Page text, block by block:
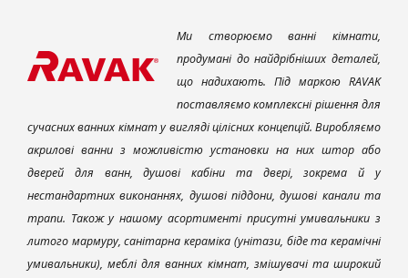
Ми створюємо ванні кімнати,
продумані до найдрібніших деталей,
що надихають. Під маркою RAVAK
поставляємо комплексні рішення для
сучасних ванних кімнат у вигляді цілісних концепцій. Виробляємо
акрилові ванни з можливістю установки на них штор або
дверей для ванн, душові кабіни та двері, зокрема й у
нестандартних виконаннях, душові піддони, душові канали та
трапи. Також у нашому асортименті присутні умивальники з
литого мармуру, санітарна кераміка (унітази, біде та керамічні
умивальники), меблі для ванних кімнат, змішувачі та широкий